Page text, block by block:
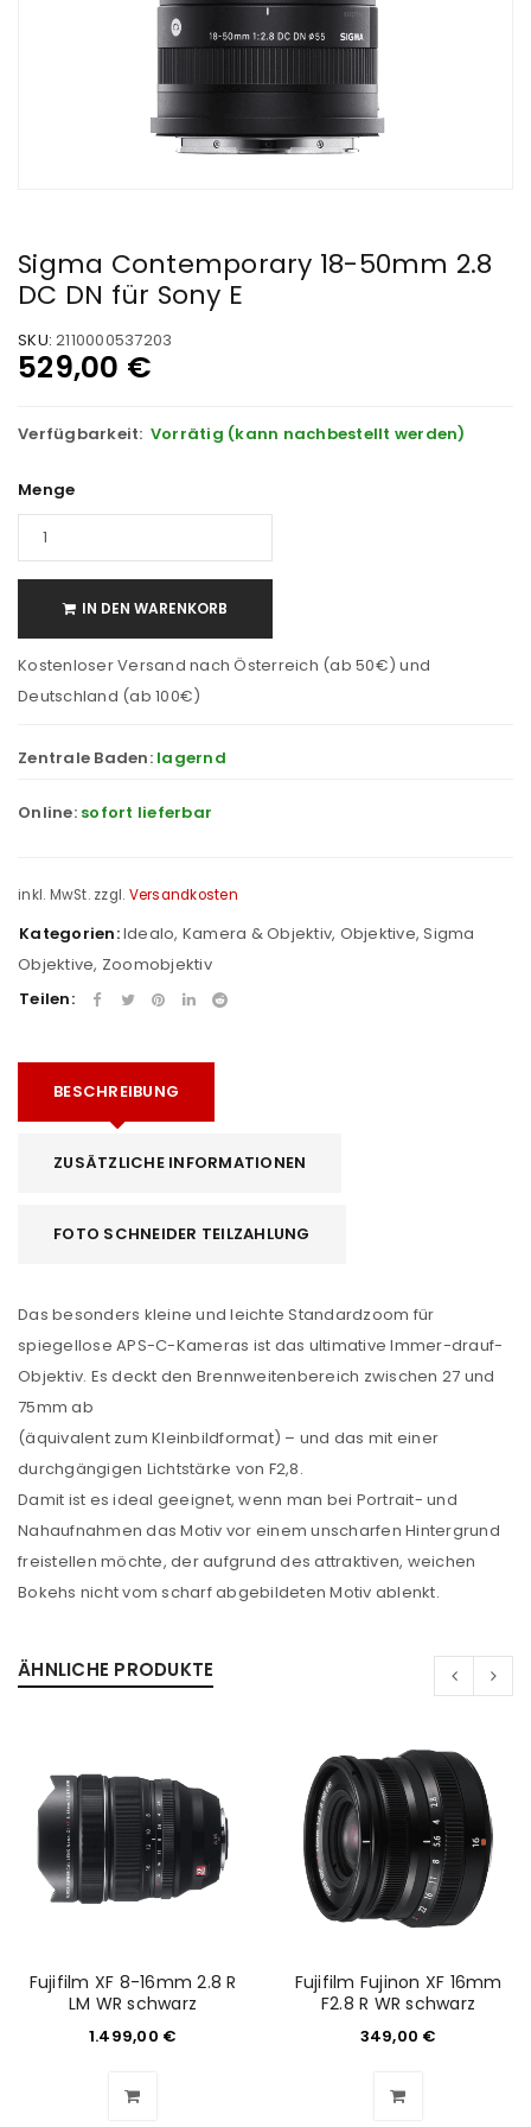
ANMELDEN
Benutzername oder E-Mail-Adresse
Sigma Contemporary 18-50mm 2.8
DC DN für Sony E
SKU: 2110000537203
529,00 €
Verfügbarkeit: Vorrätig (kann nachbestellt werden)
Menge
IN DEN WARENKORB
Kostenloser Versand nach Österreich (ab 50€) und
Deutschland (ab 100€)
Zentrale Baden: lagernd
Online: sofort lieferbar
inkl. MwSt. zzgl. Versandkosten
Kategorien:Idealo, Kamera & Objektiv, Objektive,Sigma
Objektive, Zoomobjektiv
Teilen:
BESCHREIBUNG
ZUSÄTZLICHE INFORMATIONEN
FOTO SCHNEIDER TEILZAHLUNG
Das besonders kleine und leichte Standardzoom für
spiegellose APS-C-Kameras ist das ultimative Immer-drauf-
Objektiv. Es deckt den Brennweitenbereich zwischen 27 und
75mm ab
(äquivalent zum Kleinbildformat) – und das mit einer
durchgängigen Lichtstärke von F2,8.
Damit ist es ideal geeignet, wenn man bei Portrait- und
Nahaufnahmen das Motiv vor einem unscharfen Hintergrund
freistellen möchte, der aufgrund des attraktiven, weichen
Bokehs nicht vom scharf abgebildeten Motiv ablenkt.
ÄHNLICHE PRODUKTE
Fujifilm XF 8-16mm 2.8 R
LM WR schwarz
1.499,00 €
Fujifilm Fujinon XF 16mm
F2.8 R WR schwarz
349,00 €